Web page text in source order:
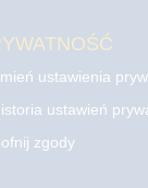
ustawienia
ustawień
zgody